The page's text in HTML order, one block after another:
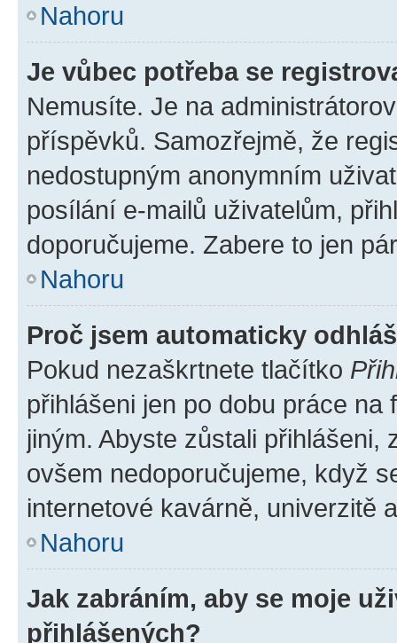
Nahoru
Je vůbec potřeba se
Nemusíte. Je na
příspěvků. Samozřejmě, že
nedostupným anonymním
posílání e-mailů uživatelům,
doporučujeme. Zabere to jen
Nahoru
Proč jsem automaticky
Pokud nezaškrtnete tlačítko
přihlášeni jen po dobu práce
jiným. Abyste zůstali přihlášeni,
ovšem nedoporučujeme, když
internetové kavárně, univerzitě
Nahoru
Jak zabráním, aby se moje
přihlášených?